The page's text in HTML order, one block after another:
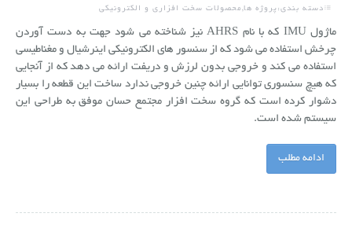
دسته بندی:پروژه ها,محصولات سخت افزاری و الکترونیکی
ماژول IMU که با نام AHRS نیز شناخته می شود جهت به دست آوردن
چرخش استفاده می شود که از سنسور های الکترونیکی اینرشیال و مغناطیسی
استفاده می کند و خروجی بدون لرزش و دریفت ارائه می دهد که از آنجایی
که هیچ سنسوری توانایی ارائه چنین خروجی ندارد ساخت این قطعه را بسیار
دشوار کرده است که گروه سخت افزار مجتمع حسان موفق به طراحی این
سیستم شده است.
ادامه مطلب